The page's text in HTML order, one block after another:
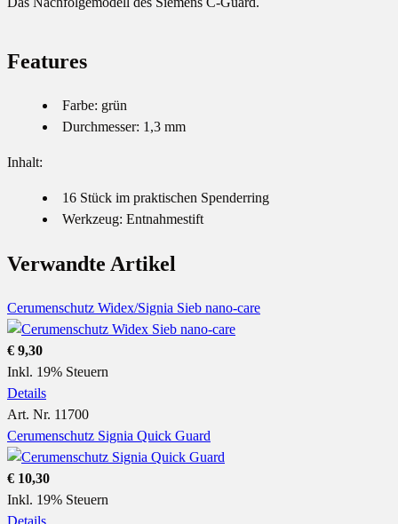
Features
Farbe: grün
Durchmesser: 1,3 mm
Inhalt:
16 Stück im praktischen Spenderring
Werkzeug: Entnahmestift
Verwandte Artikel
Cerumenschutz Widex/Signia Sieb nano-care
€ 9,30
Inkl. 19% Steuern
Details
Art. Nr. 11700
Cerumenschutz Signia Quick Guard
€ 10,30
Inkl. 19% Steuern
Details